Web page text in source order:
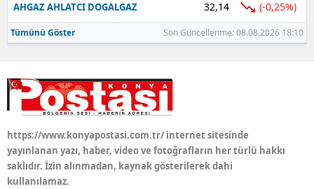
AHGAZ AHLATCI DOGALGAZ 32,14 (-0,25%)
Tümünü Göster Son Güncellenme: 08.08.2026 18:10
https://www.konyapostasi.com.tr/ internet sitesinde
yayınlanan yazı, haber, video ve fotoğrafların her türlü hakkı
saklıdır. İzin alınmadan, kaynak gösterilerek dahi
kullanılamaz.